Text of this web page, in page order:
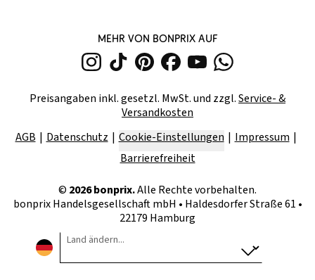
MEHR VON BONPRIX AUF
Preisangaben inkl. gesetzl. MwSt. und zzgl.Service- &
Versandkosten
AGB
Datenschutz Cookie-Einstellungen
Impressum
Barrierefreiheit
© 2026bonprix.Alle Rechte vorbehalten.
bonprix Handelsgesellschaft mbH • Haldesdorfer Straße 61 •
22179 Hamburg
Land ändern...